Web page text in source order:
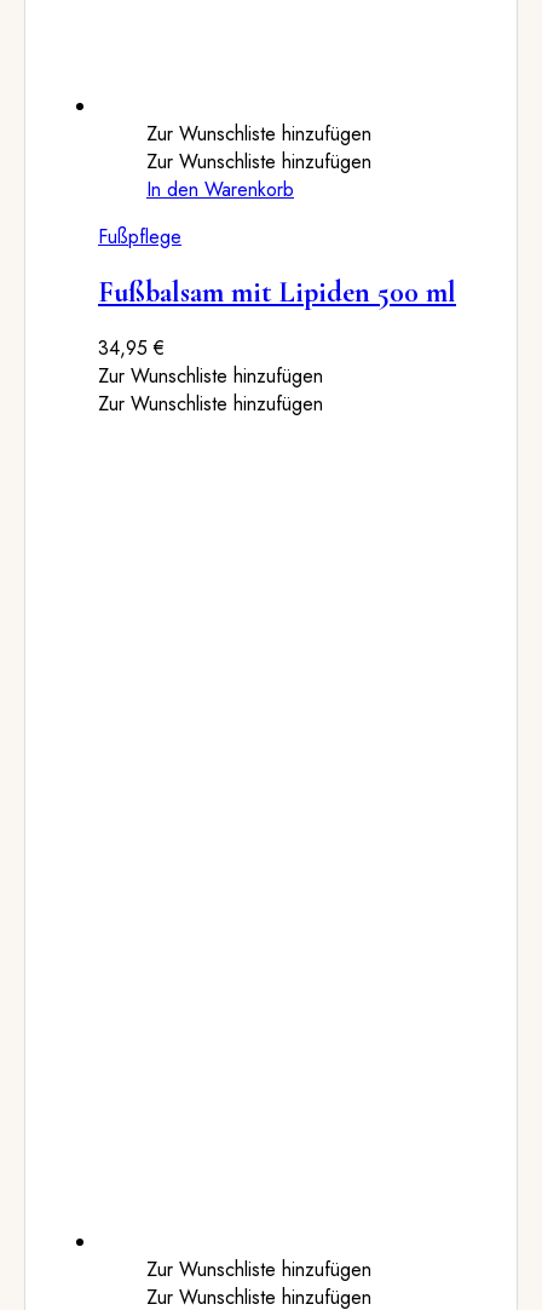
Zur Wunschliste hinzufügen
Zur Wunschliste hinzufügen
In den Warenkorb
Fußpflege
Fußbalsam mit Lipiden 500 ml
34,95€
Zur Wunschliste hinzufügen
Zur Wunschliste hinzufügen
Zur Wunschliste hinzufügen
Zur Wunschliste hinzufügen